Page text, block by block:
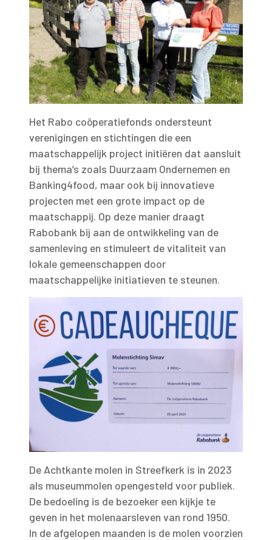
Het Rabo coöperatiefonds ondersteunt
verenigingen en stichtingen die een
maatschappelijk project initiëren dat aansluit
bij thema’s zoals Duurzaam Ondernemen en
Banking4food, maar ook bij innovatieve
projecten met een grote impact op de
maatschappij. Op deze manier draagt
Rabobank bij aan de ontwikkeling van de
samenleving en stimuleert de vitaliteit van
lokale gemeenschappen door
maatschappelijke initiatieven te steunen.
De Achtkante molen in Streefkerk is in 2023
als museummolen opengesteld voor publiek.
De bedoeling is de bezoeker een kijkje te
geven in het molenaarsleven van rond 1950.
In de afgelopen maanden is de molen voorzien